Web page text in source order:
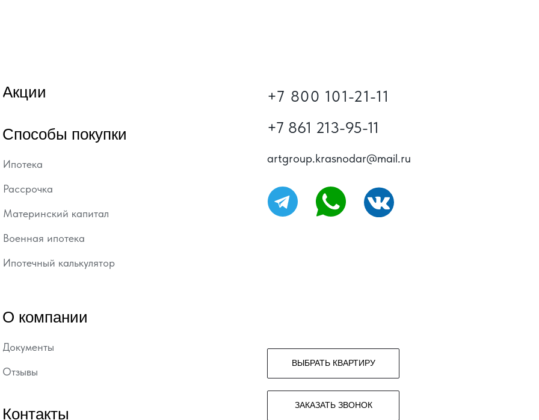
ВЫБРАТЬ КВАРТИРУ
ЗАКАЗАТЬ ЗВОНОК
+7 861 213-95-11
+7 800 101-21-11
Способы покупки
Документы
Отзывы
О компании
Ипотека
Материнский капитал
Военная ипотека
Ипотечный калькулятор
Рассрочка
artgroup.krasnodar@mail.ru
Контакты
Акции